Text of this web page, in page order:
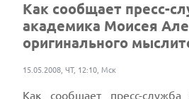
Как сообщает пресс-
академика Моисея
оригинального
15.05.2008, ЧТ, 12:10, Мск
Как сообщает пресс-служба